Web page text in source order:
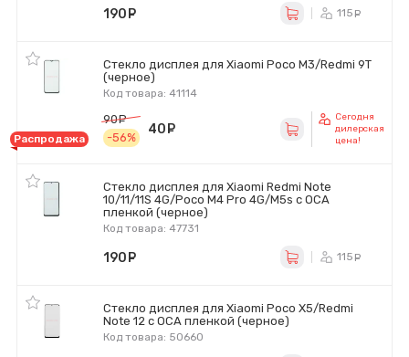
190 115
Стекло дисплея для Xiaomi Poco M3/Redmi 9T
(черное)
Код товара: 41114
Распродажа
90
руб.
-56%
40
Сегодня
дилерская
цена!
Стекло дисплея для Xiaomi Redmi Note
10/11/11S 4G/Poco M4 Pro 4G/M5s с OCA
пленкой (черное)
Код товара: 47731
190 115
Стекло дисплея для Xiaomi Poco X5/Redmi
Note 12 с OCA пленкой (черное)
Код товара: 50660